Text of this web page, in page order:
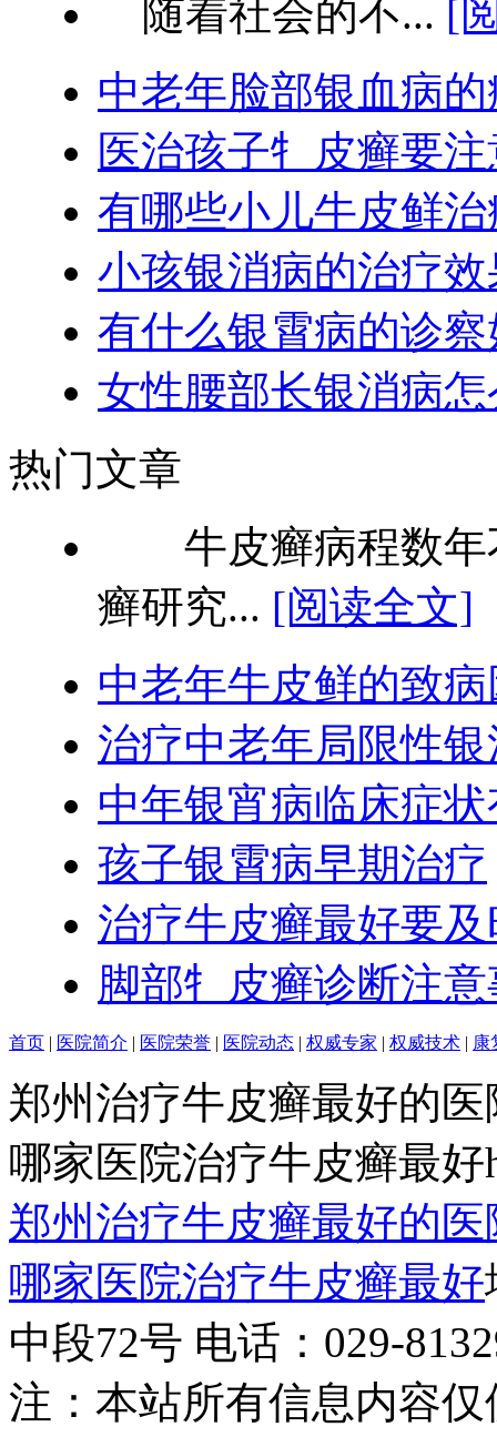
随着社会的不... [
中老年脸部银血病
医治孩子牜皮癣要
有哪些小儿牛皮鲜
小孩银消病的治疗
有什么银霄病的诊
女性腰部长银消病
热门文章
牛皮癣病程数年
癣研究... [阅读全文]
中老年牛皮鲜的致
治疗中老年局限性
中年银宵病临床症
孩子银霄病早期治疗
治疗牛皮癣最好要及
脚部牜皮癣诊断注
首页 | 医院简介 | 医院荣誉 | 医院动态 | 权威专家 | 权威技术 | 康
郑州治疗牛皮癣最好的
哪家医院治疗牛皮癣最好
郑州治疗牛皮癣最好的
哪家医院治疗牛皮癣最好
中段72号 电话：029-
注：本站所有信息内容